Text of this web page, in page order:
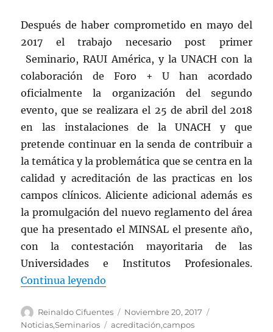
Después de haber comprometido en mayo del
2017 el trabajo necesario post primer
Seminario, RAUI América, y la UNACH con la
colaboración de Foro + U han acordado
oficialmente la organización del segundo
evento, que se realizara el 25 de abril del 2018
en las instalaciones de la UNACH y que
pretende continuar en la senda de contribuir a
la temática y la problemática que se centra en la
calidad y acreditación de las practicas en los
campos clínicos. Aliciente adicional además es
la promulgación del nuevo reglamento del área
que ha presentado el MINSAL el presente año,
con la contestación mayoritaria de las
Universidades e Institutos Profesionales.
Continua leyendo
Autor
Reinaldo Cifuentes
Publicado
el
Noviembre 20, 2017
Noticias,Seminarios Etiquetas
acreditación,campos